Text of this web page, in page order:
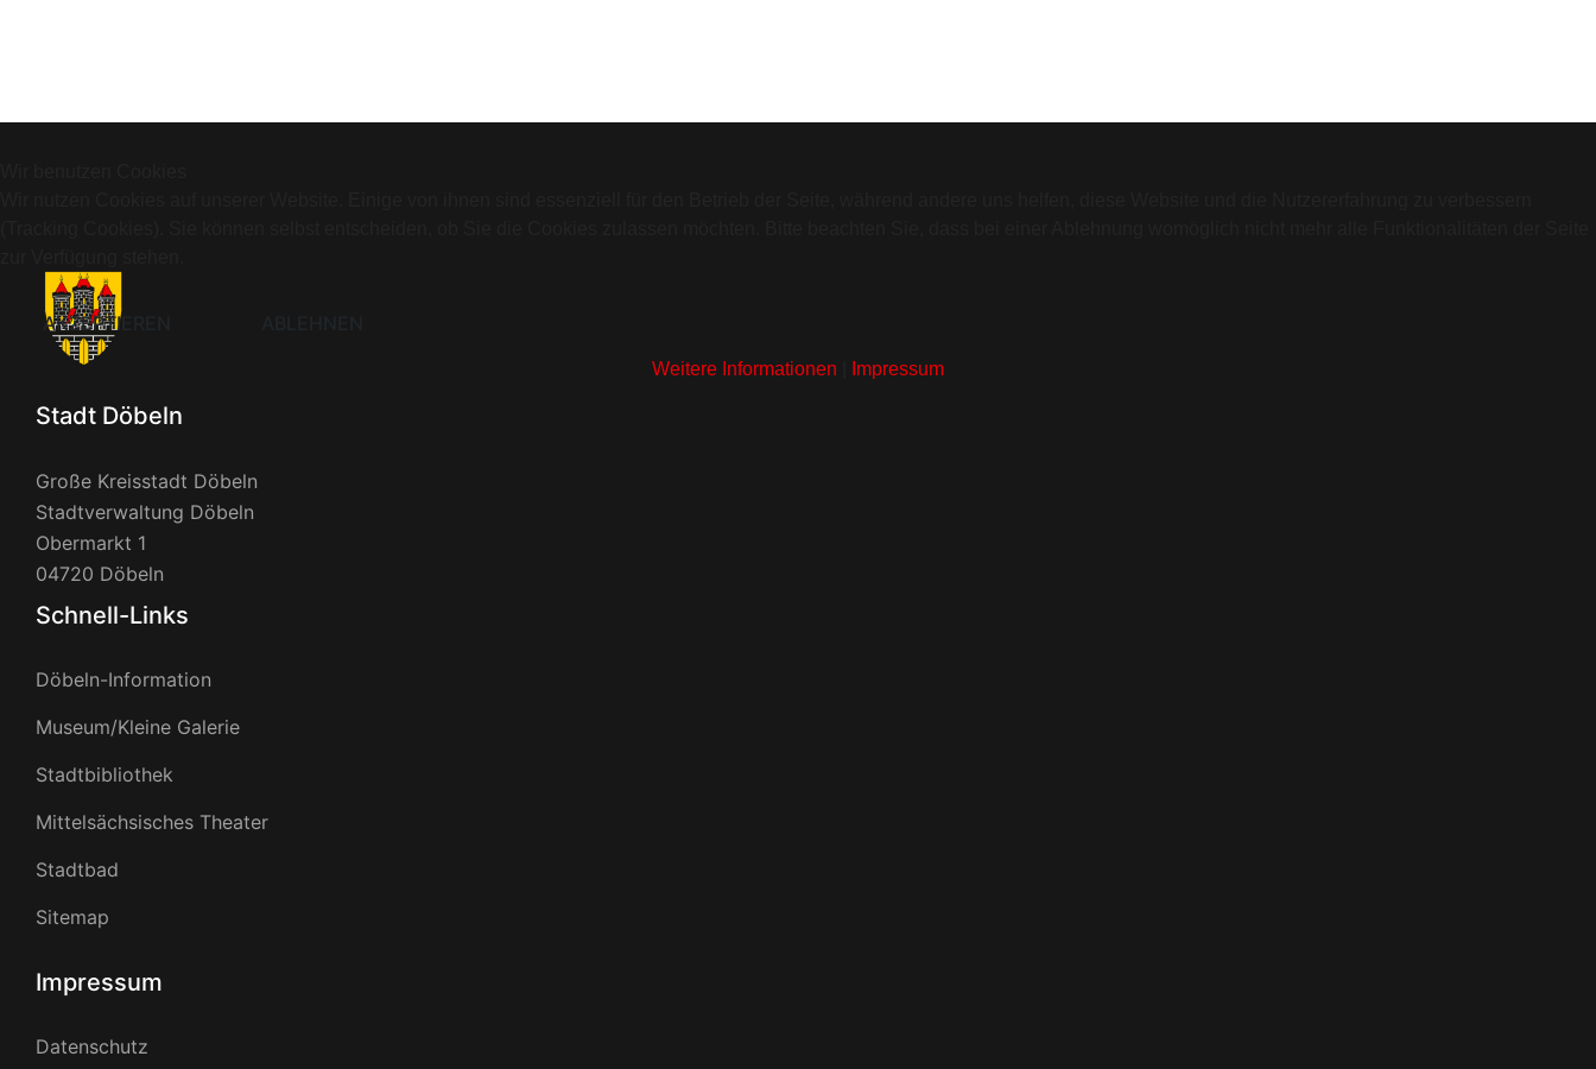
Stadt Döbeln
Große Kreisstadt Döbeln
Stadtverwaltung Döbeln
Obermarkt 1
04720 Döbeln
Schnell-Links
Döbeln-Information
Museum/Kleine Galerie
Stadtbibliothek
Mittelsächsisches Theater
Stadtbad
Sitemap
Impressum
Datenschutz
AKZEPTIEREN
Weitere Informationen Impressum